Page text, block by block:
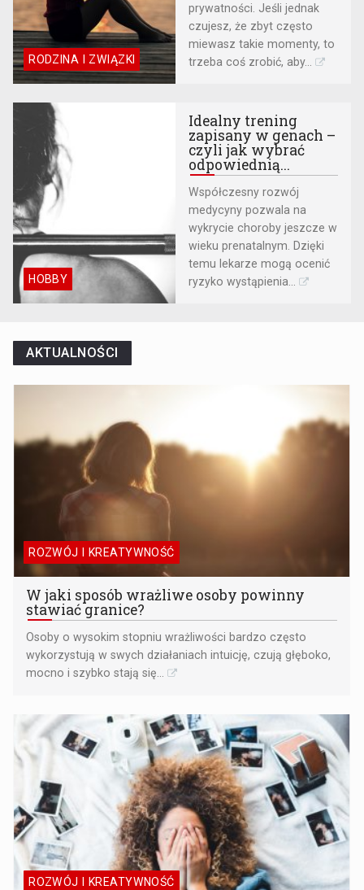
RODZINA I ZWIĄZKI
prywatności. Jeśli jednak
czujesz, że zbyt często
miewasz takie momenty, to
trzeba coś zrobić, aby...
HOBBY
Idealny trening
zapisany w genach –
czyli jak wybrać
odpowiednią...
Współczesny rozwój
medycyny pozwala na
wykrycie choroby jeszcze w
wieku prenatalnym. Dzięki
temu lekarze mogą ocenić
ryzyko wystąpienia...
AKTUALNOŚCI
ROZWÓJ I KREATYWNOŚĆ
W jaki sposób wrażliwe osoby powinny
stawiać granice?
Osoby o wysokim stopniu wrażliwości bardzo często
wykorzystują w swych działaniach intuicję, czują głęboko,
mocno i szybko stają się...
ROZWÓJ I KREATYWNOŚĆ